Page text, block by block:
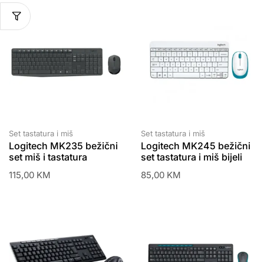
Set tastatura i miš
Logitech MK235 bežični
set miš i tastatura
115,00 KM
Set tastatura i miš
Logitech MK245 bežični
set tastatura i miš bijeli
85,00 KM